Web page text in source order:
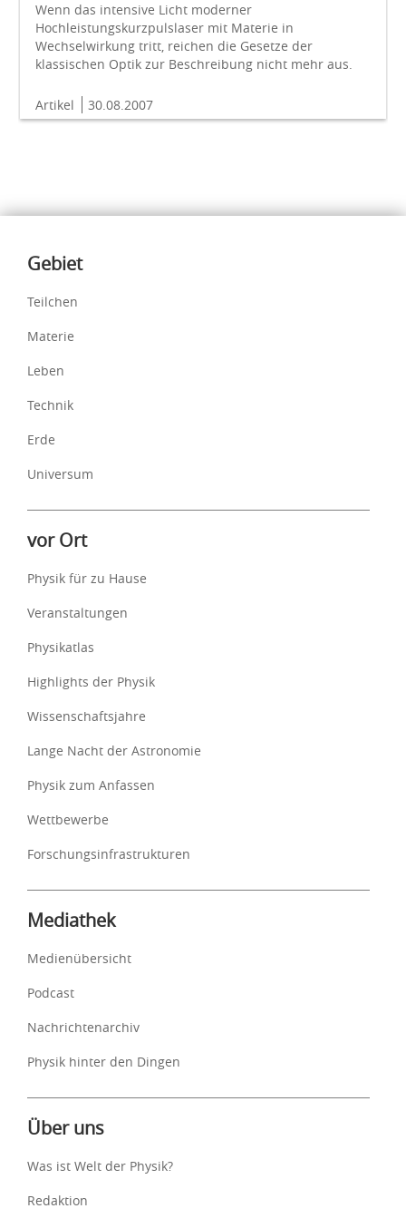
Wenn das intensive Licht moderner
Hochleistungskurzpulslaser mit Materie in
Wechselwirkung tritt, reichen die Gesetze der
klassischen Optik zur Beschreibung nicht mehr aus.
Artikel 30.08.2007
Inhalte
Gebiet
Teilchen
Materie
Leben
Technik
Erde
Universum
vor Ort
Physik für zu Hause
Veranstaltungen
Physikatlas
Highlights der Physik
Wissenschaftsjahre
Lange Nacht der Astronomie
Physik zum Anfassen
Wettbewerbe
Forschungsinfrastrukturen
Mediathek
Medienübersicht
Podcast
Nachrichtenarchiv
Physik hinter den Dingen
Über uns
Was ist Welt der Physik?
Redaktion